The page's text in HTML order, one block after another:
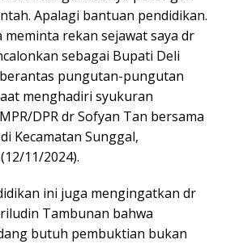
Apalagi bantuan pendidikan.
meminta rekan sejawat saya dr
sebagai Bupati Deli
pungutan-pungutan
menghadiri syukuran
DPR dr Sofyan Tan bersama
Kecamatan Sunggal,
11/2024).
ini juga mengingatkan dr
Tambunan bahwa
butuh pembuktian bukan